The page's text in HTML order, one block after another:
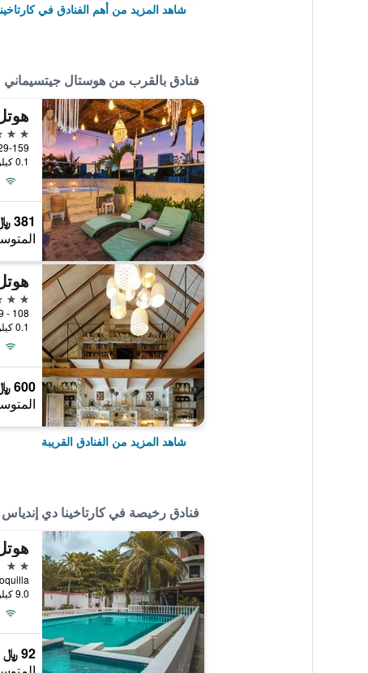
شاهد المزيد من أهم الفنادق في
فنادق بالقرب من هوستال جيتسيماني
3 نجوم
0.1 كيلومتر عن وسط المدينة
381 ﷼
4 نجوم
0.1 كيلومتر عن وسط المدينة
600 ﷼
شاهد المزيد من الفنادق القريبة
فنادق رخيصة في كارتاخينا دي إندياس
2 نجمتين
9.0 كيلومتر عن وسط المدينة
92 ﷼